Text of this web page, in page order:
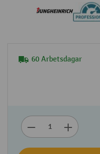
60 Arbetsdagar